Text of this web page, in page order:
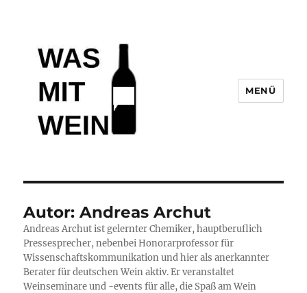
MENÜ
Autor:Andreas Archut
Andreas Archut ist gelernter Chemiker, hauptberuflich
Pressesprecher, nebenbei Honorarprofessor für
Wissenschaftskommunikation und hier als anerkannter
Berater für deutschen Wein aktiv. Er veranstaltet
Weinseminare und -events für alle, die Spaß am Wein